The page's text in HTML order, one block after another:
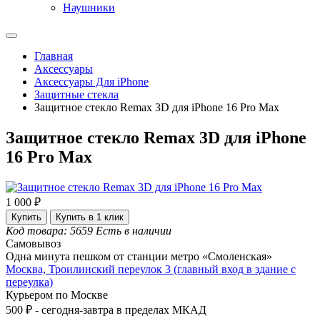
Наушники
Главная
Аксессуары
Аксессуары Для iPhone
Защитные стекла
Защитное стекло Remax 3D для iPhone 16 Pro Max
Защитное стекло Remax 3D для iPhone
16 Pro Max
1 000 ₽
Купить Купить в 1 клик
Код товара: 5659 Есть в наличии
Самовывоз
Одна минута пешком от станции метро «Смоленская»
Москва, Троилинский переулок 3 (главный вход в здание с
переулка)
Курьером по Москве
500 ₽ - сегодня-завтра в пределах МКАД